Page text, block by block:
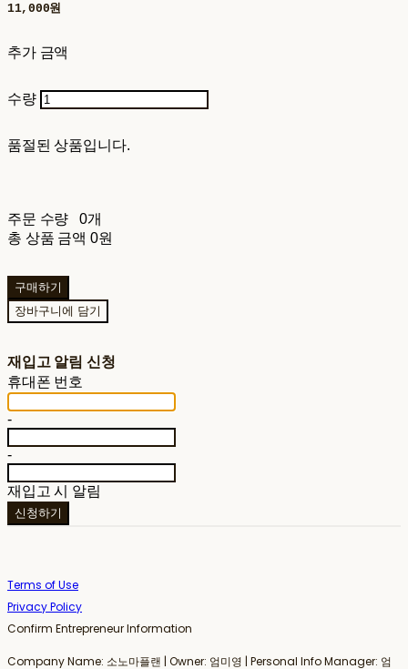
11,000원
추가 금액
수량
품절된 상품입니다.
주문 수량
0개
총 상품 금액 0원
구매하기
장바구니에 담기
재입고 알림 신청
휴대폰 번호
-
-
재입고 시 알림
신청하기
Terms of Use
Privacy Policy
Confirm Entrepreneur Information
Company Name: 소노마플랜 | Owner: 엄미영 | Personal Info Manager: 엄